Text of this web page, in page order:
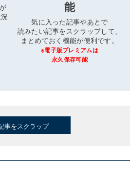
能
気に入った記事やあとで
読みたい記事をスクラップして、
まとめておく機能が便利です。
※電子版プレミアムは
永久保存可能
事をスクラップ